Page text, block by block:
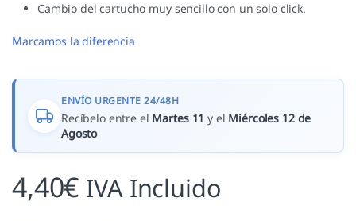
Cambio del cartucho muy sencillo con un solo click.
Marcamos la diferencia
ENVÍO URGENTE 24/48H
Recíbelo entre el Martes 11 y el Miércoles 12 de
Agosto
4,40€ IVA Incluido